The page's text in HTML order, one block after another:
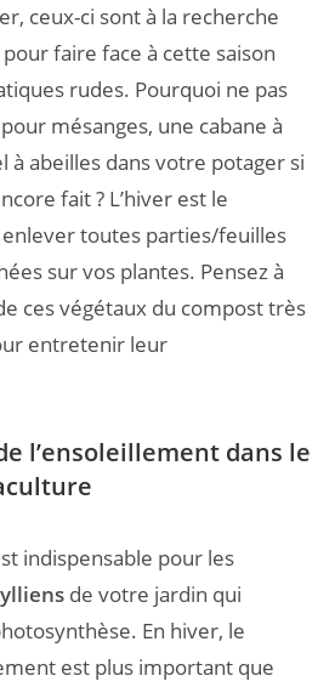
ceux-ci sont à la recherche
faire face à cette saison
rudes. Pourquoi ne pas
mésanges, une cabane à
à abeilles dans votre potager si
fait ? L’hiver est le
toutes parties/feuilles
sur vos plantes. Pensez à
ces végétaux du compost très
entretenir leur
l’ensoleillement dans le
indispensable pour les
de votre jardin qui
En hiver, le
est plus important que